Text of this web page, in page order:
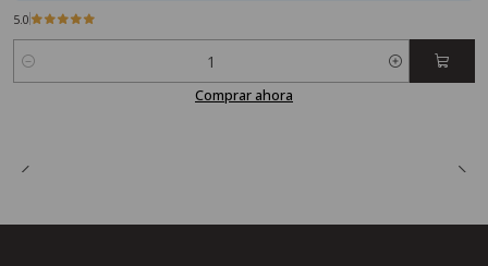
5.0
Cantidad
Comprar ahora